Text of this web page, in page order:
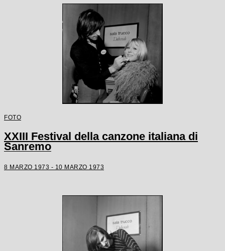
FOTO
XXIII Festival della canzone italiana di
Sanremo
8 MARZO 1973 - 10 MARZO 1973